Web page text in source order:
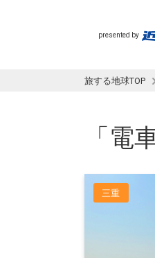
presented by
旅する地球TOP
「電
三重